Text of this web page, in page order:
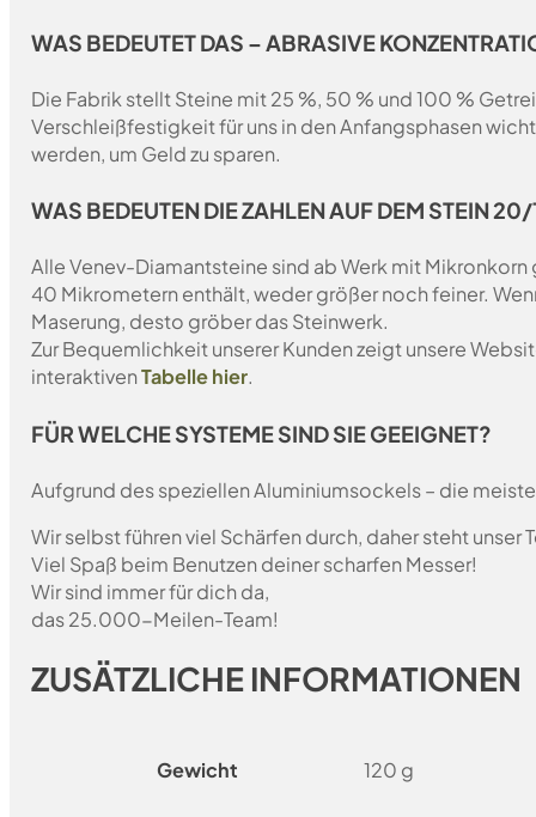
WAS BEDEUTET DAS – ABRASIVE
Die Fabrik stellt Steine mit 25 %, 50 % und 100 %
Verschleißfestigkeit für uns in den Anfangsphasen
werden, um Geld zu sparen.
WAS BEDEUTEN DIE ZAHLEN AUF DEM STEIN
Alle Venev-Diamantsteine sind ab Werk mit
40 Mikrometern enthält, weder größer noch feiner.
Maserung, desto gröber das Steinwerk.
Zur Bequemlichkeit unserer Kunden zeigt unsere
interaktivenTabelle hier.
FÜR WELCHE SYSTEME SIND SIE GEEIGNET?
Aufgrund des speziellen Aluminiumsockels – die
Wir selbst führen viel Schärfen durch, daher steht
Viel Spaß beim Benutzen deiner scharfen Messer!
Wir sind immer für dich da,
das 25.000-Meilen-Team!
ZUSÄTZLICHE INFORMATIONEN
Gewicht 120 g